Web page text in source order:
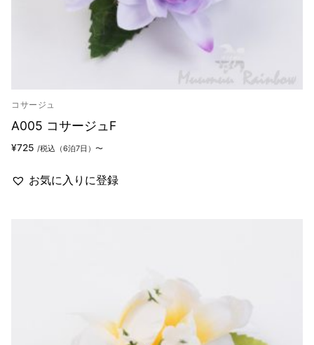
コサージュ
A005 コサージュF
¥725 /税込（6泊7日）〜
お気に入りに登録